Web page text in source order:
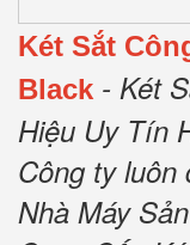
Két Sắt
Black - Két
Hiệu Uy Tín
Công ty luôn
Nhà Máy